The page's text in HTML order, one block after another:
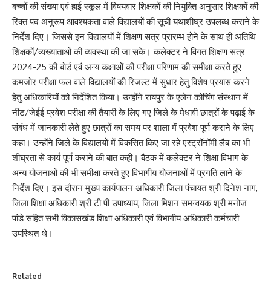
बच्चों की संख्या एवं हाई स्कूल में विषयवार शिक्षकों की नियुक्ति अनुसार शिक्षकों की
रिक्त पद अनुरूप आवश्यकता वाले विद्यालयों की सूची यथाशीघ्र उपलब्ध कराने के
निर्देश दिए। जिससे इन विद्यालयों में शिक्षण सत्र प्रारम्भ होने के साथ ही अतिथि
शिक्षकों/व्यख्याताओं की व्यवस्था की जा सके। कलेक्टर ने विगत शिक्षण सत्र
2024-25 की बोर्ड एवं अन्य कक्षाओं की परीक्षा परिणाम की समीक्षा करते हुए
कमजोर परीक्षा फल वाले विद्यालयों की रिजल्ट में सुधार हेतु विशेष प्रयास करने
हेतु अधिकारियों को निर्देशित किया। उन्होंने रायपुर के एलेन कोचिंग संस्थान में
नीट/जेईई प्रवेश परीक्षा की तैयारी के लिए गए जिले के मेधावी छात्रों के पढ़ाई के
संबंध में जानकारी लेते हुए छात्रों का समय पर शाला में प्रवेश पूर्ण कराने के लिए
कहा। उन्होंने जिले के विद्यालयों में विकसित किए जा रहे एस्ट्रॉनॉमी लैब का भी
शीघ्रता से कार्य पूर्ण कराने की बात कही। बैठक में कलेक्टर ने शिक्षा विभाग के
अन्य योजनाओं की भी समीक्षा करते हुए विभागीय योजनाओं में प्रगति लाने के
निर्देश दिए। इस दौरान मुख्य कार्यपालन अधिकारी जिला पंचायत श्री दिनेश नाग,
जिला शिक्षा अधिकारी श्री टी पी उपाध्याय, जिला मिशन समन्वयक श्री मनोज
पांडे सहित सभी विकासखंड शिक्षा अधिकारी एवं विभागीय अधिकारी कर्मचारी
उपस्थित थे।
Related